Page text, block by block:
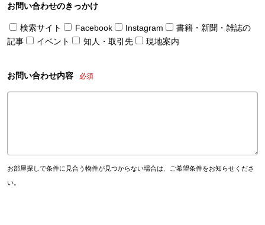
お問い合わせのきっかけ
検索サイト Facebook Instagram
書籍・新聞・雑誌の
記事
イベント 知人・取引先 現地案内
お問い合わせ内容 必須
お部屋探しで条件に見合う物件が見つからない場合は、ご希望条件をお知らせくださ
い。